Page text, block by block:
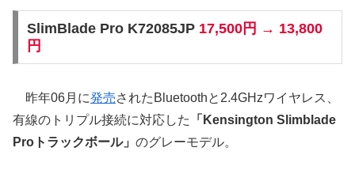
SlimBlade Pro K72085JP 17,500円 → 13,800
円
昨年06月に発売されたBluetoothと2.4GHzワイヤレス、
有線のトリプル接続に対応した
「Kensington Slimblade
Proトラックボール」 のグレーモデル。